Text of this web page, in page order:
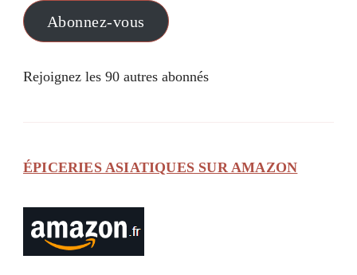
mail
Abonnez-vous
Rejoignez les 90 autres abonnés
ÉPICERIES ASIATIQUES SUR AMAZON